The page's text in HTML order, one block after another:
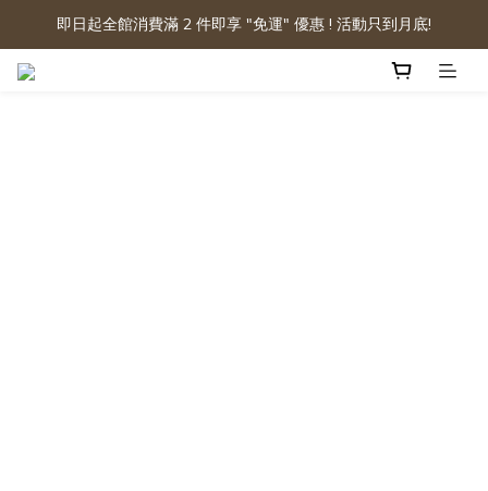
即日起全館消費滿 2 件即享 "免運" 優惠 ! 活動只到月底!